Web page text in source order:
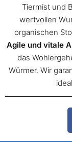
Tiermist und
wertvollen
organischen
Agile und vitale
das
Würmer. Wir